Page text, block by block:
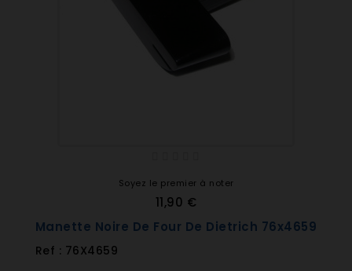
Soyez le premier à noter
11,90 €
Manette Noire De Four De Dietrich 76x4659
Ref : 76X4659